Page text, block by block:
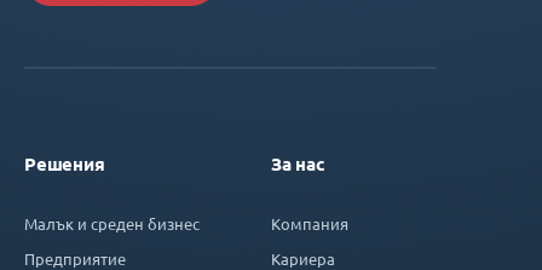
Решения
Малък и среден бизнес
Предприятие
За нас
Компания
Кариера